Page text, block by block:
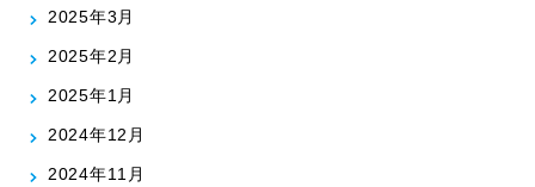
2025年3月
2025年2月
2025年1月
2024年12月
2024年11月